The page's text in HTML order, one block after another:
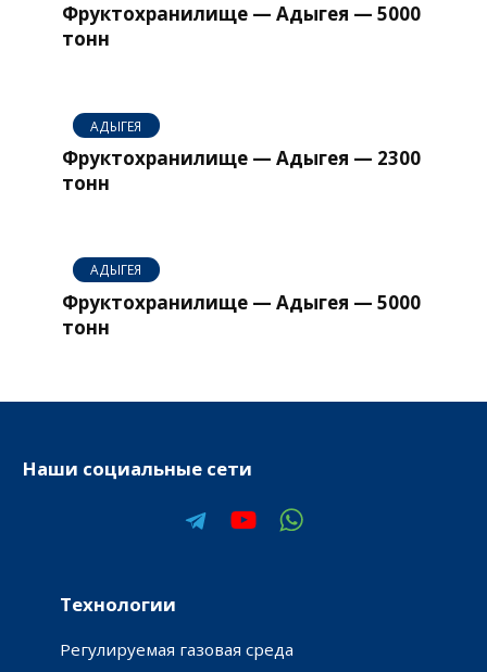
Фруктохранилище — Адыгея — 5000
тонн
АДЫГЕЯ
Фруктохранилище — Адыгея — 2300
тонн
АДЫГЕЯ
Фруктохранилище — Адыгея — 5000
тонн
Наши социальные сети
Технологии
Регулируемая газовая среда